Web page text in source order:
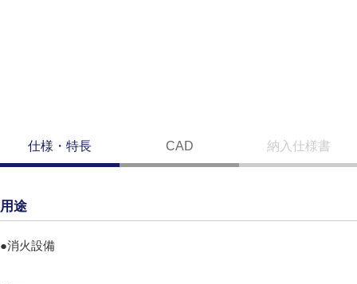
仕様・特長 CAD 納入仕様書
用途
●消火設備